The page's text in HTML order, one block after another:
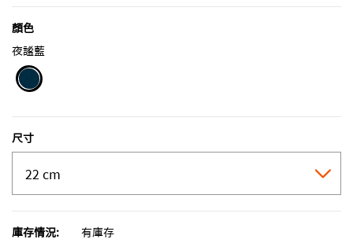
顏色
夜謐藍
尺寸
庫存情況: 有庫存